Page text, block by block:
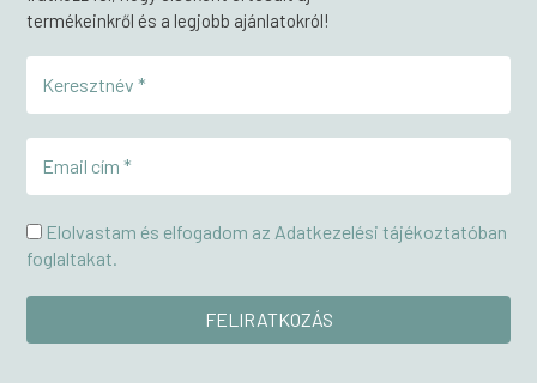
termékeinkről és a legjobb ajánlatokról!
Elolvastam és elfogadom az Adatkezelési tájékoztatóban
foglaltakat.